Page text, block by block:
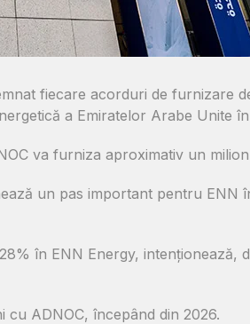
fiecare acorduri de furnizare
a Emiratelor Arabe Unite
va furniza aproximativ un
un pas important pentru ENN
în ENN Energy, intenționează,
cu ADNOC, începând din 2026.